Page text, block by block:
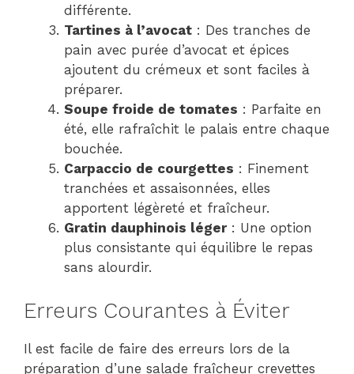
différente.
Tartines à l’avocat : Des tranches de
pain avec purée d’avocat et épices
ajoutent du crémeux et sont faciles à
préparer.
Soupe froide de tomates : Parfaite en
été, elle rafraîchit le palais entre chaque
bouchée.
Carpaccio de courgettes : Finement
tranchées et assaisonnées, elles
apportent légèreté et fraîcheur.
Gratin dauphinois léger: Une option
plus consistante qui équilibre le repas
sans alourdir.
Erreurs Courantes à Éviter
Il est facile de faire des erreurs lors de la
préparation d’une salade fraîcheur crevettes